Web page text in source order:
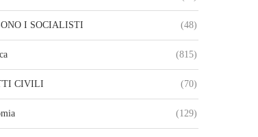
I SOCIALISTI (48)
(815)
CIVILI (70)
(129)